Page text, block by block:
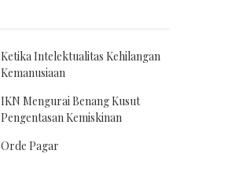
Ketika Intelektualitas Kehilangan
Kemanusiaan
IKN Mengurai Benang Kusut
Pengentasan Kemiskinan
Orde Pagar